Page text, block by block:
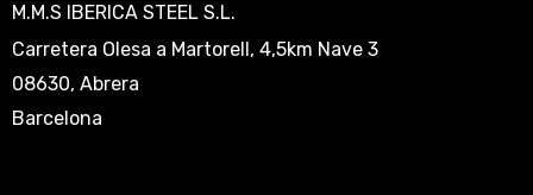
M.M.S IBERICA STEEL S.L.
Carretera Olesa a Martorell, 4,5km Nave 3
08630, Abrera
Barcelona